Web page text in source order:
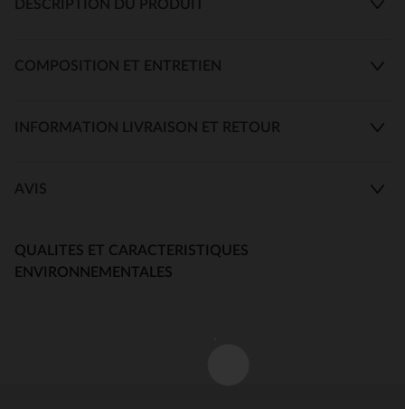
DESCRIPTION DU PRODUIT
COMPOSITION ET ENTRETIEN
INFORMATION LIVRAISON ET RETOUR
AVIS
QUALITES ET CARACTERISTIQUES
ENVIRONNEMENTALES